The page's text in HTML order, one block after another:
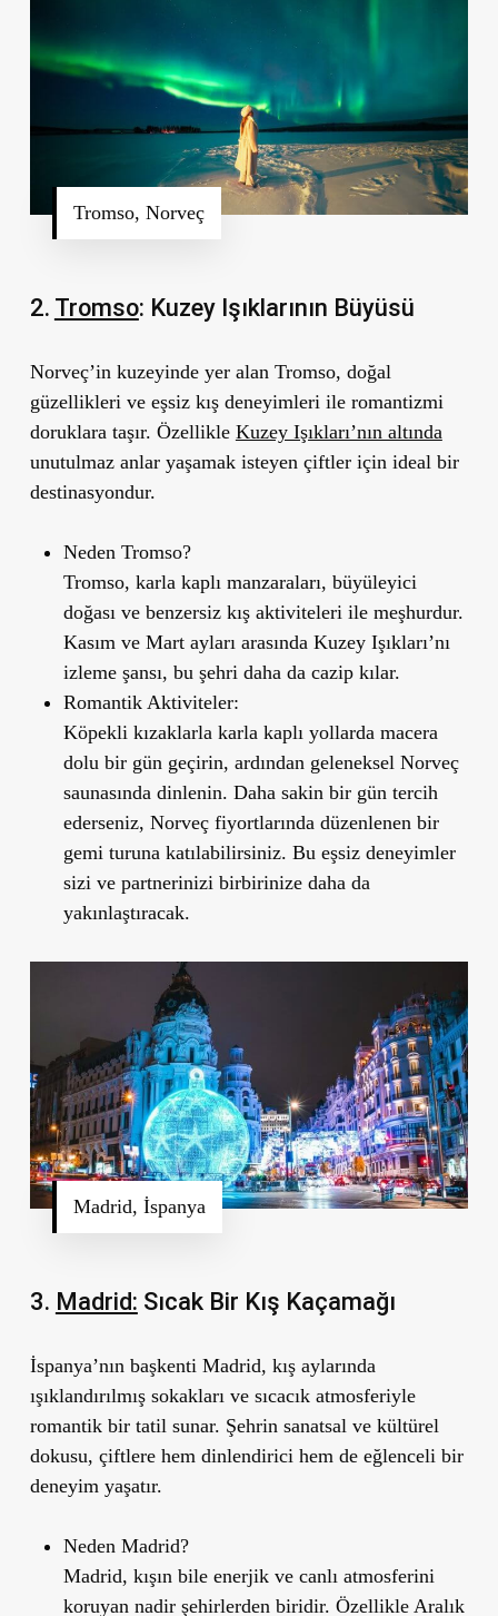
Tromso, Norveç
2. Tromso: Kuzey Işıklarının Büyüsü
Norveç’in kuzeyinde yer alan Tromso, doğal
güzellikleri ve eşsiz kış deneyimleri ile romantizmi
doruklara taşır. Özellikle Kuzey Işıkları’nın altında
unutulmaz anlar yaşamak isteyen çiftler için ideal bir
destinasyondur.
Neden Tromso?
Tromso, karla kaplı manzaraları, büyüleyici
doğası ve benzersiz kış aktiviteleri ile meşhurdur.
Kasım ve Mart ayları arasında Kuzey Işıkları’nı
izleme şansı, bu şehri daha da cazip kılar.
Romantik Aktiviteler:
Köpekli kızaklarla karla kaplı yollarda macera
dolu bir gün geçirin, ardından geleneksel Norveç
saunasında dinlenin. Daha sakin bir gün tercih
ederseniz, Norveç fiyortlarında düzenlenen bir
gemi turuna katılabilirsiniz. Bu eşsiz deneyimler
sizi ve partnerinizi birbirinize daha da
yakınlaştıracak.
Madrid, İspanya
3. Madrid: Sıcak Bir Kış Kaçamağı
İspanya’nın başkenti Madrid, kış aylarında
ışıklandırılmış sokakları ve sıcacık atmosferiyle
romantik bir tatil sunar. Şehrin sanatsal ve kültürel
dokusu, çiftlere hem dinlendirici hem de eğlenceli bir
deneyim yaşatır.
Neden Madrid?
Madrid, kışın bile enerjik ve canlı atmosferini
koruyan nadir şehirlerden biridir. Özellikle Aralık